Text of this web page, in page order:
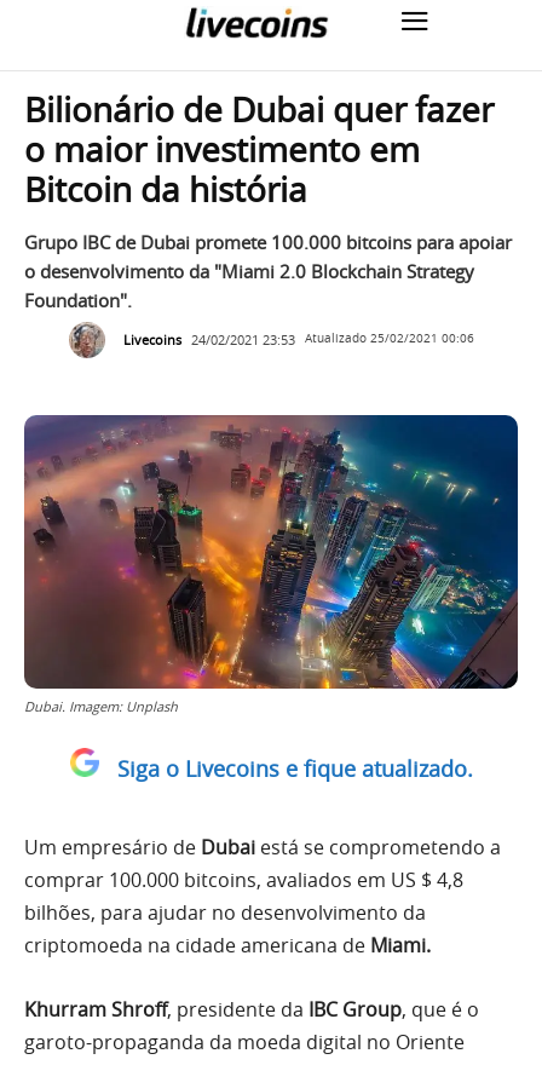
Bilionário de Dubai quer fazer
o maior investimento em
Bitcoin da história
Grupo IBC de Dubai promete 100.000 bitcoins para apoiar
o desenvolvimento da "Miami 2.0 Blockchain Strategy
Foundation".
Livecoins 24/02/2021 23:53 Atualizado 25/02/2021 00:06
Dubai. Imagem: Unplash
Siga o Livecoins e fique atualizado.
Um empresário de Dubai está se comprometendo a
comprar 100.000 bitcoins, avaliados em US $ 4,8
bilhões, para ajudar no desenvolvimento da
criptomoeda na cidade americana de Miami.
Khurram Shroff, presidente da IBC Group, que é o
garoto-propaganda da moeda digital no Oriente